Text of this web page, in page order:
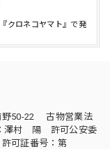
クロネコヤマト』で発
野50-22 古物営業法
澤村 陽 許可公安委
可証番号：第